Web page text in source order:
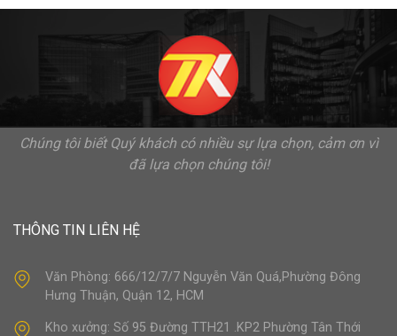
Chúng tôi biết Quý khách có nhiều sự lựa chọn, cảm ơn vì
đã lựa chọn chúng tôi!
THÔNG TIN LIÊN HỆ
Văn Phòng: 666/12/7/7 Nguyễn Văn Quá,Phường Đông
Hưng Thuận, Quận 12, HCM
Kho xưởng: Số 95 Đường TTH21 .KP2 Phường Tân Thới